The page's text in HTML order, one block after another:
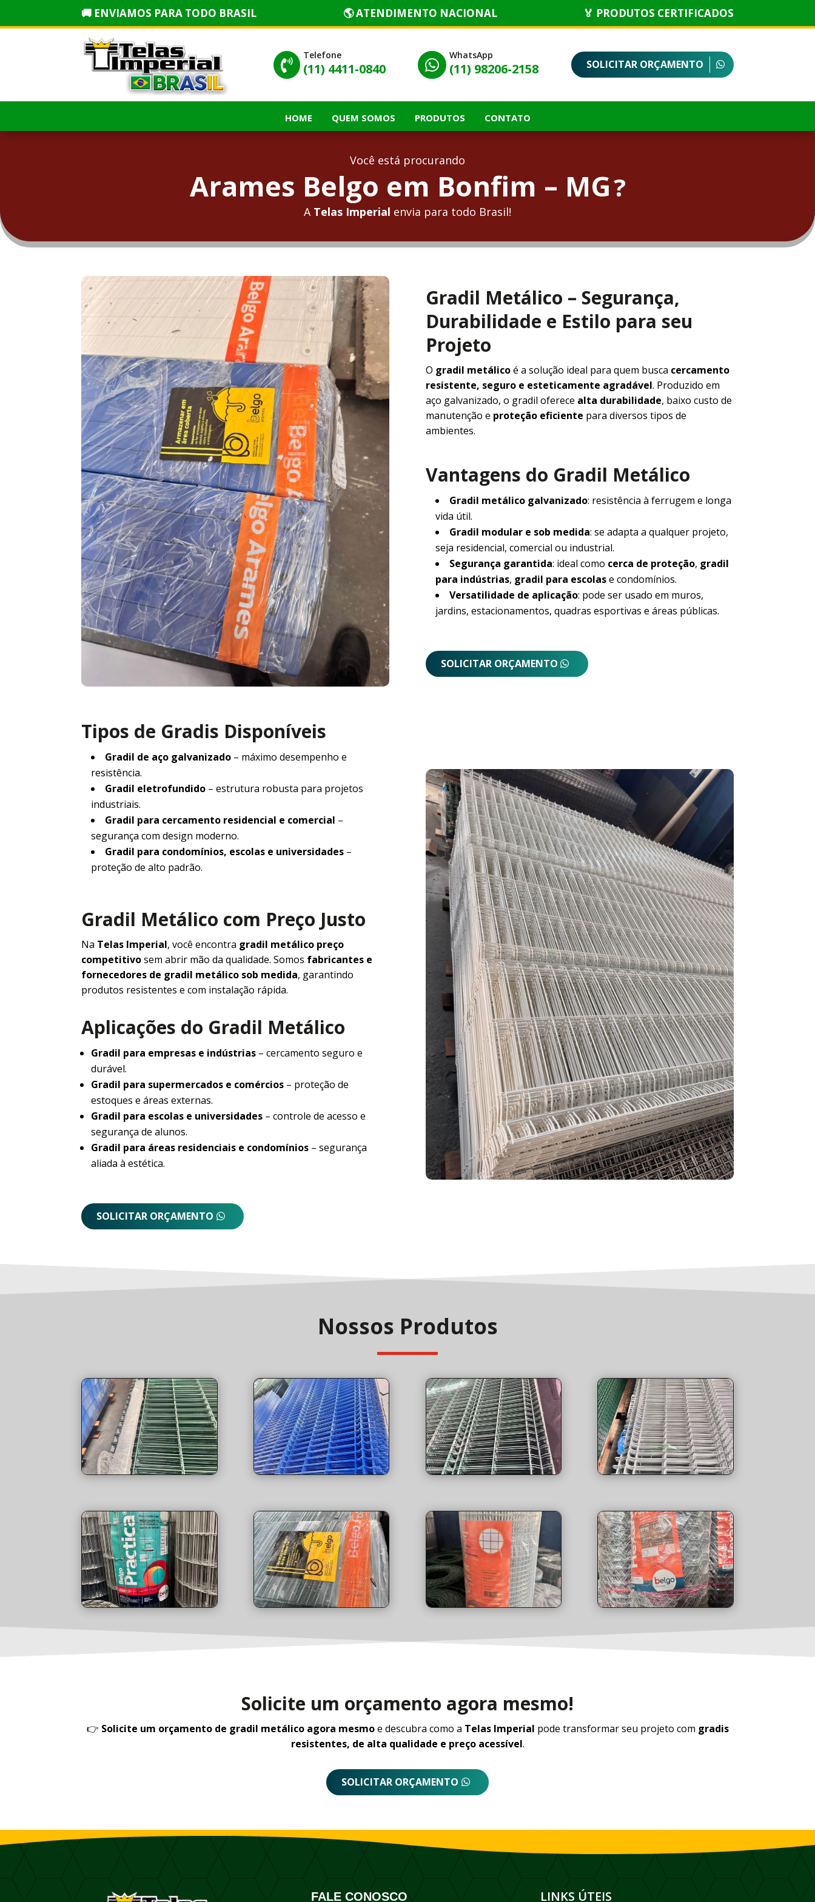
🚚 ENVIAMOS PARA TODO BRASIL 🌎 ATENDIMENTO NACIONAL 🏅 PRODUTOS CERTIFICADOS

Telefone
(11) 4411-0840 
WhatsApp
(11) 98206-2158 SOLICITAR ORÇAMENTO
HOME QUEM SOMOS PRODUTOS CONTATO
Você está procurando
Arames Belgo em Bonfim – MG?
A Telas Imperial envia para todo Brasil!
Gradil Metálico – Segurança,
Durabilidade e Estilo para seu
Projeto
O gradil metálicoé a solução ideal para quem busca cercamento
resistente, seguro e esteticamente agradável. Produzido em
aço galvanizado, o gradil oferece alta durabilidade, baixo custo de
manutenção e proteção eficiente para diversos tipos de
ambientes.
Vantagens do Gradil Metálico
Gradil metálico galvanizado: resistência à ferrugem e longa
vida útil.
Gradil modular e sob medida: se adapta a qualquer projeto,
seja residencial, comercial ou industrial.
Segurança garantida: ideal como cerca de proteção, gradil
para indústrias, gradil para escolase condomínios.
Versatilidade de aplicação: pode ser usado em muros,
jardins, estacionamentos, quadras esportivas e áreas públicas.
SOLICITAR ORÇAMENTO
Tipos de Gradis Disponíveis
Gradil de aço galvanizado – máximo desempenho e
resistência.
Gradil eletrofundido – estrutura robusta para projetos
industriais.
Gradil para cercamento residencial e comercial –
segurança com design moderno.
Gradil para condomínios, escolas e universidades –
proteção de alto padrão.
Gradil Metálico com Preço Justo
Na Telas Imperial, você encontra gradil metálico preço
competitivosem abrir mão da qualidade. Somos fabricantes e
fornecedores de gradil metálico sob medida, garantindo
produtos resistentes e com instalação rápida.
Aplicações do Gradil Metálico
Gradil para empresas e indústrias – cercamento seguro e
durável.
Gradil para supermercados e comércios – proteção de
estoques e áreas externas.
Gradil para escolas e universidades – controle de acesso e
segurança de alunos.
Gradil para áreas residenciais e condomínios – segurança
aliada à estética.
SOLICITAR ORÇAMENTO
Nossos Produtos
Solicite um orçamento agora mesmo!
👉 Solicite um orçamento de gradil metálico agora mesmoe descubra como a Telas Imperial pode transformar seu projeto com gradis
resistentes, de alta qualidade e preço acessível.
SOLICITAR ORÇAMENTO
FALE CONOSCO LINKS ÚTEIS